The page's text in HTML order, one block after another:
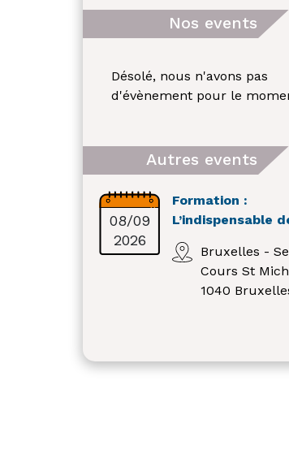
Nos events
Désolé, nous n'avons pas
d'évènement pour le
Autres events
08/09
2026
Formation :
L’indispensable
Bruxelles -
Cours St
1040